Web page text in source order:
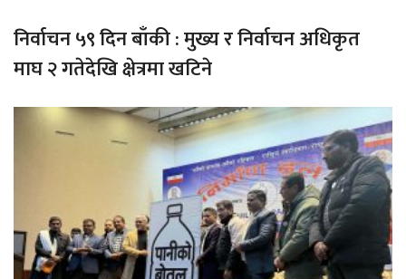
निर्वाचन ५९ दिन बाँकी : मुख्य र निर्वाचन अधिकृत
माघ २ गतेदेखि क्षेत्रमा खटिने